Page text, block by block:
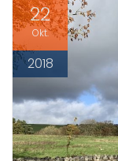
22
Okt.
2018